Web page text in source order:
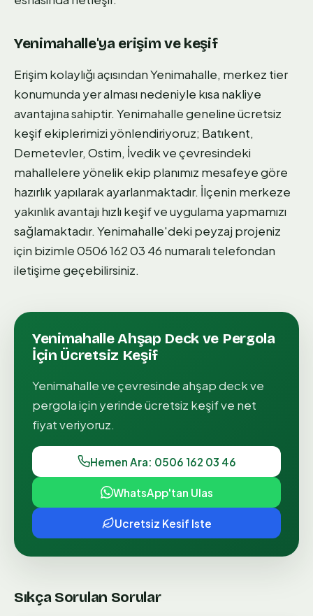
Yenimahalle'ya erişim ve keşif
Erişim kolaylığı açısından Yenimahalle, merkez tier
konumunda yer alması nedeniyle kısa nakliye
avantajına sahiptir. Yenimahalle geneline ücretsiz
keşif ekiplerimizi yönlendiriyoruz; Batıkent,
Demetevler, Ostim, İvedik ve çevresindeki
mahallelere yönelik ekip planımız mesafeye göre
hazırlık yapılarak ayarlanmaktadır. İlçenin merkeze
yakınlık avantajı hızlı keşif ve uygulama yapmamızı
sağlamaktadır. Yenimahalle'deki peyzaj projeniz
için bizimle 0506 162 03 46 numaralı telefondan
iletişime geçebilirsiniz.
YenimahalleAhşap Deck ve Pergola
İçin Ücretsiz Keşif
Yenimahalleve çevresindeahşap deck ve
pergolaiçin yerinde ücretsiz keşif ve net
fiyat veriyoruz.
Hemen Ara: 0506 162 03 46
WhatsApp'tan Ulas
Ucretsiz Kesif Iste
Sıkça Sorulan Sorular